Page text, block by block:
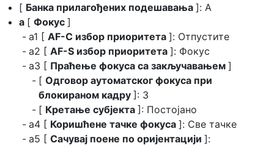
[ Банка прилагођених подешавања ]: A
а [ Фокус ]
a1 [ AF-C избор приоритета ]: Отпустите
a2 [ AF-S избор приоритета ]: Фокус
a3 [ Праћење фокуса са закључавањем ]
[ Одговор аутоматског фокуса при
блокираном кадру ]: 3
[ Кретање субјекта ]: Постојано
a4 [ Коришћене тачке фокуса ]: Све тачке
a5 [ Сачувај поене по оријентацији ]: